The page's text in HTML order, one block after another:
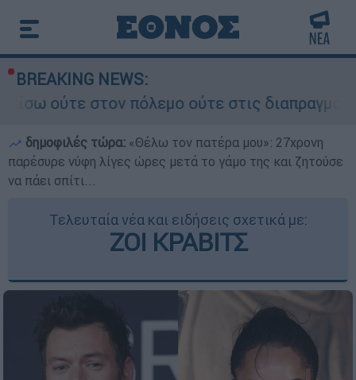
BREAKING NEWS:
πόλεμο ούτε στις διαπραγματεύσεις» - Οι
δημοφιλές τώρα: «Θέλω τον πατέρα μου»: 27χρονη
παρέσυρε νύφη λίγες ώρες μετά το γάμο της και ζητούσε
να πάει σπίτι...
Τελευταία νέα και ειδήσεις σχετικά με:
ΖΟΙ ΚΡΑΒΙΤΣ